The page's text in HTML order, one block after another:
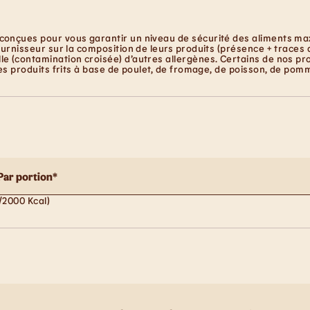
pour vous garantir un niveau de sécurité des aliments
sur la composition de leurs produits (présence +
(contamination croisée) d’autres allergènes. Certains de nos
produits frits à base de poulet, de fromage, de poisson, de
portion*
Kcal)